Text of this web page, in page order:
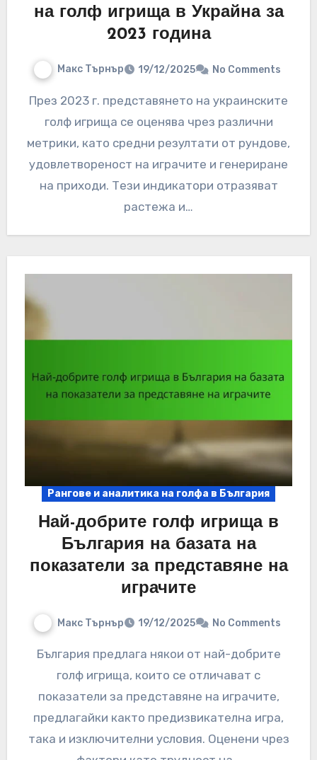
на голф игрища в Украйна за
2023 година
Макс Търнър 19/12/2025 No Comments
През 2023 г. представянето на украинските
голф игрища се оценява чрез различни
метрики, като средни резултати от рундове,
удовлетвореност на играчите и генериране
на приходи. Тези индикатори отразяват
растежа и…
Рангове и аналитика на голфа в България
Най-добрите голф игрища в
България на базата на
показатели за представяне на
играчите
Макс Търнър 19/12/2025 No Comments
България предлага някои от най-добрите
голф игрища, които се отличават с
показатели за представяне на играчите,
предлагайки както предизвикателна игра,
така и изключителни условия. Оценени чрез